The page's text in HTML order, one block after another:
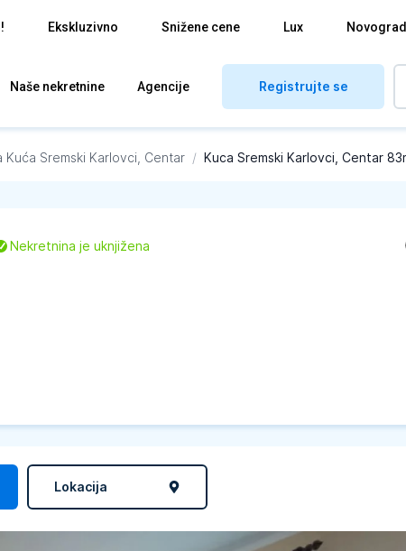
Ekskluzivno Snižene cene Lux
Naše nekretnine Agencije Registrujte se
Kuća Sremski Karlovci, Centar / Kuca Sremski Karlovci, Centar
Nekretnina je uknjižena
Lokacija